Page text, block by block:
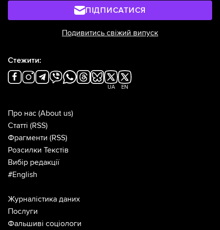
Наприклад, Київтеплоенерго вдалося
зекономити майже 140 мільйонів гривень
покупцікогенераційної установки. А
мережі”
заплативна 19 мільйонів більше
за когенераційні установки.
ПІДПИСАТИСЯ
Подивитись свіжий випуск
Стежити:
UA EN
Про нас (About us)
Статті (RSS)
Фрагменти (RSS)
Розсилки Текстів
Вибір редакції
#English
Журналістика даних
Послуги
Фальшиві соціологи